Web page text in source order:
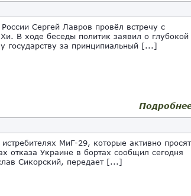
Сергей Лавров провёл встречу с
В ходе беседы политик заявил о глубокой
государству за принципиальный [...]
МиГ-29, которые активно просят
отказа Украине в бортах сообщил сегодня
Сикорский, передает [...]